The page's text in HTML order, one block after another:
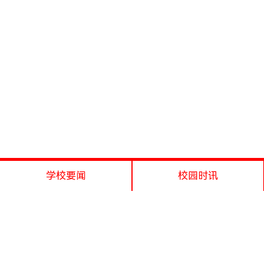
学校要闻 校园时讯